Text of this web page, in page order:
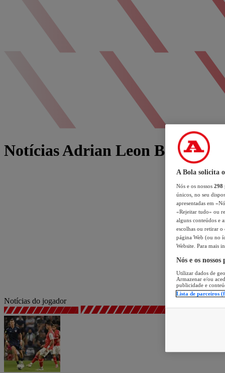
Notícias Adrian Leon Barisic
Notícias do jogador
A Bola solicita
Nós e os nossos 298
únicos, no seu
apresentadas em
«Rejeitar tudo» ou
alguns conteúdos e
escolhas ou retirar
página Web (ou no
Website. Para mais
Nós e os
Utilizar dados de
Armazenar e/ou
publicidade e
Lista de parceiros